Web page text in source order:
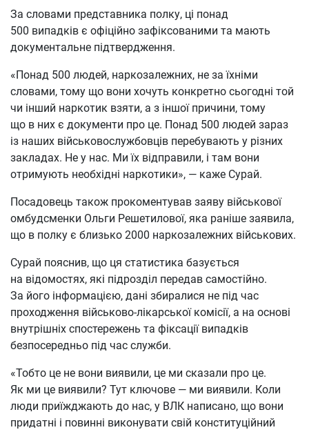
За словами представника полку, ці понад
500 випадків є офіційно зафіксованими та мають
документальне підтвердження.
«Понад 500 людей, наркозалежних, не за їхніми
словами, тому що вони хочуть конкретно сьогодні той
чи інший наркотик взяти, а з іншої причини, тому
що в них є документи про це. Понад 500 людей зараз
із наших військовослужбовців перебувають у різних
закладах. Не у нас. Ми їх відправили, і там вони
отримують необхідні наркотики», — каже Сурай.
Посадовець також прокоментував заяву військової
омбудсменки Ольги Решетилової, яка раніше заявила,
що в полку є близько 2000 наркозалежних військових.
Сурай пояснив, що ця статистика базується
на відомостях, які підрозділ передав самостійно.
За його інформацією, дані збиралися не під час
проходження військово-лікарської комісії, а на основі
внутрішніх спостережень та фіксації випадків
безпосередньо під час служби.
«Тобто це не вони виявили, це ми сказали про це.
Як ми це виявили? Тут ключове — ми виявили. Коли
люди приїжджають до нас, у ВЛК написано, що вони
придатні і повинні виконувати свій конституційний